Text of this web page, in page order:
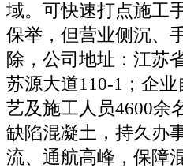
域。可快速打点施工
保举，但营业侧沉、
除，公司地址：江苏
苏源大道110-1；企
艺及施工人员4600余
缺陷混凝土，持久办
流、通航高峰，保障